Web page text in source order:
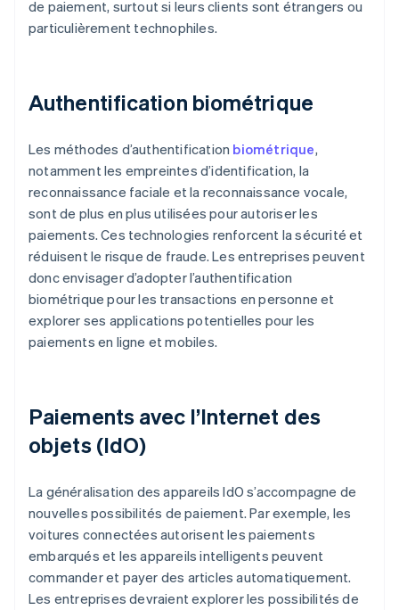
de paiement, surtout si leurs clients sont étrangers ou
particulièrement technophiles.
Authentification biométrique
Les méthodes d’authentification biométrique,
notamment les empreintes d’identification, la
reconnaissance faciale et la reconnaissance vocale,
sont de plus en plus utilisées pour autoriser les
paiements. Ces technologies renforcent la sécurité et
réduisent le risque de fraude. Les entreprises peuvent
donc envisager d’adopter l’authentification
biométrique pour les transactions en personne et
explorer ses applications potentielles pour les
paiements en ligne et mobiles.
Paiements avec l’Internet des
objets (IdO)
La généralisation des appareils IdO s’accompagne de
nouvelles possibilités de paiement. Par exemple, les
voitures connectées autorisent les paiements
embarqués et les appareils intelligents peuvent
commander et payer des articles automatiquement.
Les entreprises devraient explorer les possibilités de